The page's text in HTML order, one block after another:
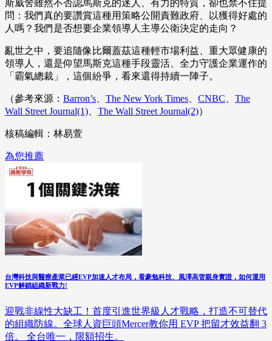
斯威舍雖然不否認馬斯克的迷人、有力的特質，卻也禁不住提
問：我們真的要讚賞這種用策略公開責難政府、以獲得好處的
人嗎？我們是否想要企業領導人主導公衛決定的走向？
亂世之中，要追隨像比爾蓋茲這種輕市場利益、重大眾健康的
領導人，還是仰望馬斯克這種手段靈活、全力守護企業運作的
「霸氣總裁」，這個紛爭，看來還得持續一陣子。
（參考來源： Barron’s The New York Times CNBC
The
Wall Street Journal(1)
The Wall Street Journal(2)）
核稿編輯：林易萱
為您推薦
台灣科技與醫療產業已經EVP加速人才布局，看豪勉科技、風澤高管親身實證，如何運用
EVP解鎖組織新戰力!
迎戰非線性大缺工！首度引進世界級人才戰略，打造不可替代
的組織防線。全球人資巨頭Mercer教你用 EVP 把留才效益翻 3
倍。 全台唯一，限額招生。